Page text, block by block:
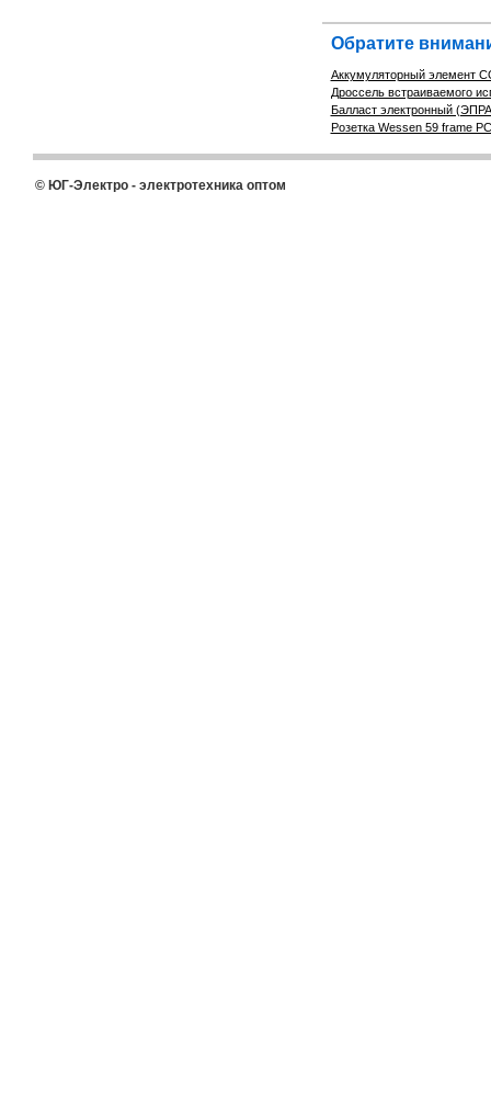
Обратите
Аккумуляторный элемент
Дроссель встраиваемого
Балласт электронный
Розетка Wessen 59 frame
© ЮГ-Электро - электротехника оптом